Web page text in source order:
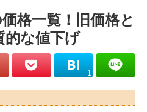
格一覧！旧価格と
的な値下げ
1